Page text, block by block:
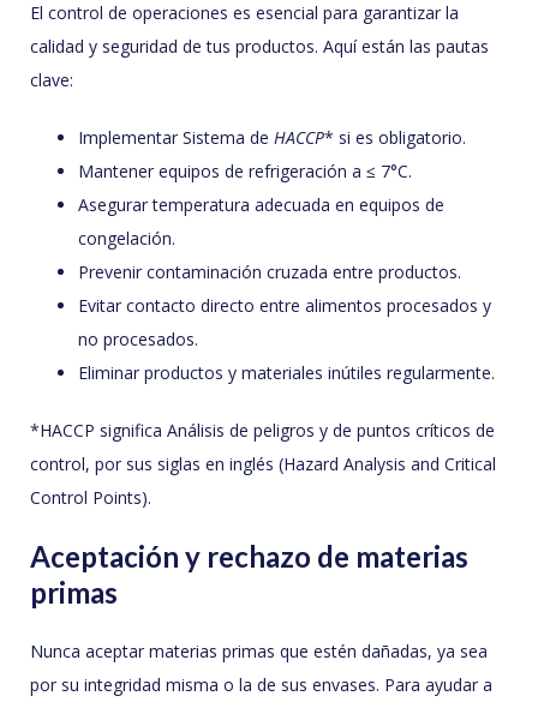
El control de operaciones es esencial para garantizar la
calidad y seguridad de tus productos. Aquí están las pautas
clave:
Implementar Sistema de HACCP* si es obligatorio.
Mantener equipos de refrigeración a ≤ 7°C.
Asegurar temperatura adecuada en equipos de
congelación.
Prevenir contaminación cruzada entre productos.
Evitar contacto directo entre alimentos procesados y
no procesados.
Eliminar productos y materiales inútiles regularmente.
*HACCP significa Análisis de peligros y de puntos críticos de
control, por sus siglas en inglés (Hazard Analysis and Critical
Control Points).
Aceptación y rechazo de materias
primas
Nunca aceptar materias primas que estén dañadas, ya sea
por su integridad misma o la de sus envases. Para ayudar a